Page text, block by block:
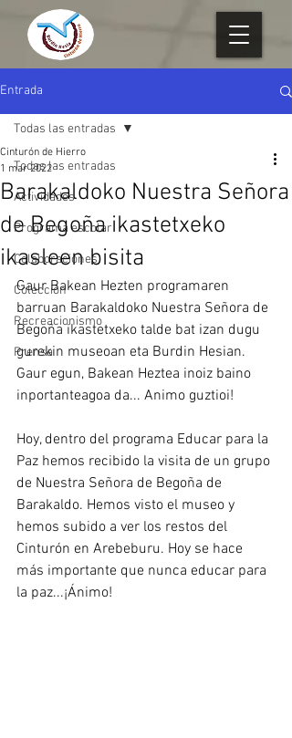
Entrada
Todas las entradas
Actividades
Programa escolar
Colaboraciones
Colección
Recreacionismo
Prensa
Todas las entradas
Barakaldoko Nuestra Señora
de Begoña ikastetxeko
ikasleen bisita
Cinturón de Hierro
1 mar 2022
Gaur Bakean Hezten programaren
barruan Barakaldoko Nuestra Señora de
Begoña ikastetxeko talde bat izan dugu
gurekin museoan eta Burdin Hesian.
Gaur egun, Bakean Heztea inoiz baino
inportanteagoa da... Animo guztioi!
Hoy, dentro del programa Educar para la
Paz hemos recibido la visita de un grupo
de Nuestra Señora de Begoña de
Barakaldo. Hemos visto el museo y
hemos subido a ver los restos del
Cinturón en Arebeburu. Hoy se hace
más importante que nunca educar para
la paz...¡Ánimo!